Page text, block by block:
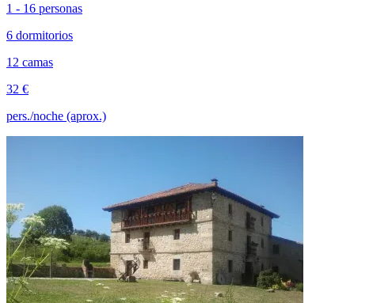
1 - 16 personas
6 dormitorios
12 camas
32 €
pers./noche (aprox.)